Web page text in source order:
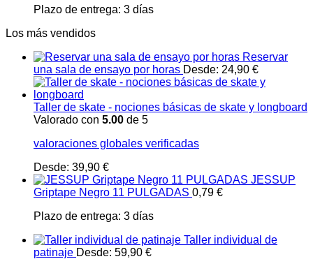
Plazo de entrega: 3 días
Los más vendidos
Reservar
una sala de ensayo por horas Desde: 24,90 €
Taller de skate - nociones básicas de skate y longboard
Valorado con 5.00 de 5
valoraciones globales verificadas
Desde: 39,90 €
JESSUP
Griptape Negro 11 PULGADAS 0,79 €
Plazo de entrega: 3 días
Taller individual de
patinaje Desde: 59,90 €